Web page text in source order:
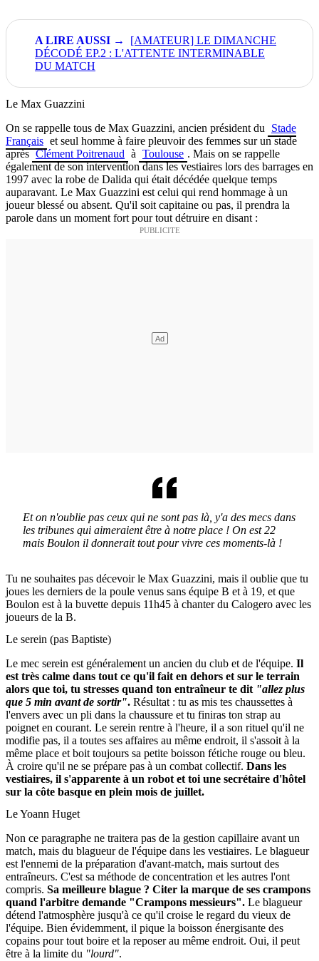
[AMATEUR] LE DIMANCHE
DÉCODÉ EP.2 : L'ATTENTE INTERMINABLE
DU MATCH
Le Max Guazzini
On se rappelle tous de Max Guazzini, ancien président du
Stade
Français et seul homme à faire pleuvoir des femmes sur un stade
après Clément Poitrenaud à Toulouse . Mais on se rappelle
également de son intervention dans les vestiaires lors des barrages en
1997 avec la robe de Dalida qui était décédée quelque temps
auparavant. Le Max Guazzini est celui qui rend hommage à un
joueur blessé ou absent. Qu'il soit capitaine ou pas, il prendra la
parole dans un moment fort pour tout détruire en disant :
Et on n'oublie pas ceux qui ne sont pas là, y'a des mecs dans
les tribunes qui aimeraient être à notre place ! On est 22
mais Boulon il donnerait tout pour vivre ces moments-là !
Tu ne souhaites pas décevoir le Max Guazzini, mais il oublie que tu
joues les derniers de la poule venus sans équipe B et à 19, et que
Boulon est à la buvette depuis 11h45 à chanter du Calogero avec les
joueurs de la B.
Le serein (pas Baptiste)
Le mec serein est généralement un ancien du club et de l'équipe. Il
est très calme dans tout ce qu'il fait en dehors et sur le terrain
alors que toi, tu stresses quand ton entraîneur te dit "allez plus
que 5 min avant de sortir". Résultat : tu as mis tes chaussettes à
l'envers avec un pli dans la chaussure et tu finiras ton strap au
poignet en courant. Le serein rentre à l'heure, il a son rituel qu'il ne
modifie pas, il a toutes ses affaires au même endroit, il s'assoit à la
même place et boit toujours sa petite boisson fétiche rouge ou bleu.
À croire qu'il ne se prépare pas à un combat collectif. Dans les
vestiaires, il s'apparente à un robot et toi une secrétaire d'hôtel
sur la côte basque en plein mois de juillet.
Le Yoann Huget
Non ce paragraphe ne traitera pas de la gestion capillaire avant un
match, mais du blagueur de l'équipe dans les vestiaires. Le blagueur
est l'ennemi de la préparation d'avant-match, mais surtout des
entraîneurs. C'est sa méthode de concentration et les autres l'ont
compris. Sa meilleure blague ? Citer la marque de ses crampons
quand l'arbitre demande "Crampons messieurs". Le blagueur
détend l'atmosphère jusqu'à ce qu'il croise le regard du vieux de
l'équipe. Bien évidemment, il pique la boisson énergisante des
copains pour tout boire et la reposer au même endroit. Oui, il peut
être à la limite du "lourd".